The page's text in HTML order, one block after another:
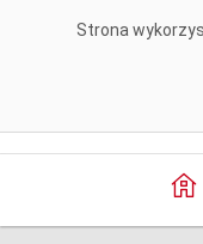
Strona